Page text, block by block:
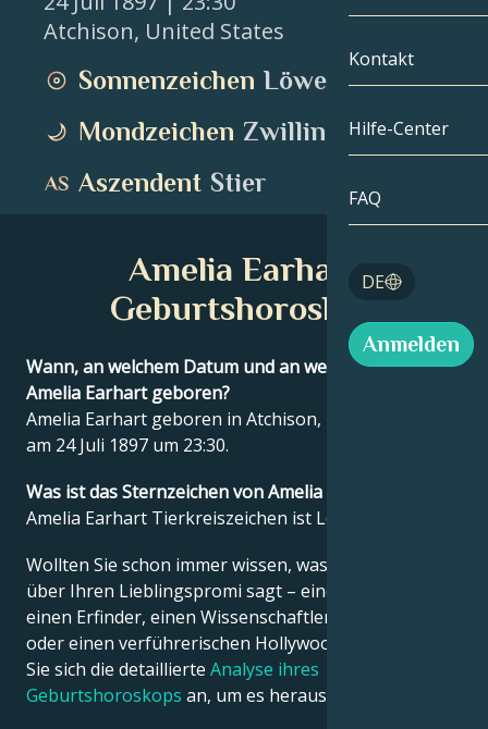
Krebs
Löwe
Jungfrau
Schütze
Kompatibilität
Tarot
Engelszahlen
Kontakt
Hilfe-Center
FAQ
DE
English
Anmelden
Atchison, United States
Sonnenzeichen Löwe
Mondzeichen Zwillinge
Aszendent Stier
Amelia Earhart
Geburtshoroskop
Wann, an welchem Datum und an welchem Ort wurde
Amelia Earhart geboren?
Amelia Earhart geboren in Atchison, United States
am 24 Juli 1897 um 23:30.
Was ist das Sternzeichen von Amelia Earhart?
Amelia Earhart Tierkreiszeichen ist Löwe.
Wollten Sie schon immer wissen, was die Astrologie
über Ihren Lieblingspromi sagt – einen Politiker,
einen Erfinder, einen Wissenschaftler, einen Musiker
oder einen verführerischen Hollywood-Star? Sehen
Sie sich die detaillierte Analyse ihres
Geburtshoroskops an, um es herauszufinden!